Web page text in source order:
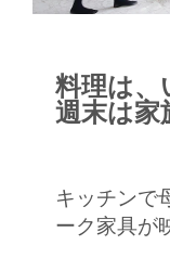
料理は
週末は家
キッチンで
ーク家具が